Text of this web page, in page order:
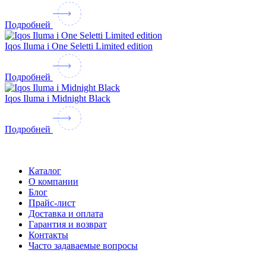
Подробней
Iqos Iluma i One Seletti Limited edition
Подробней
Iqos Iluma i Midnight Black
Подробней
Каталог
О компании
Блог
Прайс-лист
Доставка и оплата
Гарантия и возврат
Контакты
Часто задаваемые вопросы